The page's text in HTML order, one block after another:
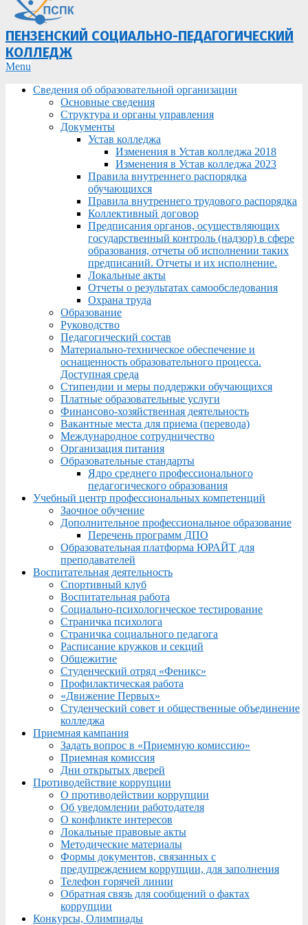
ПЕНЗЕНСКИЙ СОЦИАЛЬНО-ПЕДАГОГИЧЕСКИЙ
КОЛЛЕДЖ
Primary
Menu
Menu
Сведения об образовательной организации
Основные сведения
Структура и органы управления
Документы
Устав колледжа
Изменения в Устав колледжа 2018
Изменения в Устав колледжа 2023
Правила внутреннего распорядка
обучающихся
Правила внутреннего трудового распорядка
Коллективный договор
Предписания органов, осуществляющих
государственный контроль (надзор) в сфере
образования, отчеты об исполнении таких
предписаний. Отчеты и их исполнение.
Локальные акты
Отчеты о результатах самообследования
Охрана труда
Образование
Руководство
Педагогический состав
Материально-техническое обеспечение и
оснащенность образовательного процесса.
Доступная среда
Стипендии и меры поддержки обучающихся
Платные образовательные услуги
Финансово-хозяйственная деятельность
Вакантные места для приема (перевода)
Международное сотрудничество
Организация питания
Образовательные стандарты
Ядро среднего профессионального
педагогического образования
Учебный центр профессиональных компетенций
Заочное обучение
Дополнительное профессиональное образование
Перечень программ ДПО
Образовательная платформа ЮРАЙТ для
преподавателей
Воспитательная деятельность
Спортивный клуб
Воспитательная работа
Социально-психологическое тестирование
Страничка психолога
Страничка социального педагога
Расписание кружков и секций
Общежитие
Студенческий отряд «Феникс»
Профилактическая работа
«Движение Первых»
Студенческий совет и общественные объединение
колледжа
Приемная кампания
Задать вопрос в «Приемную комиссию»
Приемная комиссия
Дни открытых дверей
Противодействие коррупции
О противодействии коррупции
Об уведомлении работодателя
О конфликте интересов
Локальные правовые акты
Методические материалы
Формы документов, связанных с
предупреждением коррупции, для заполнения
Телефон горячей линии
Обратная связь для сообщений о фактах
коррупции
Конкурсы, Олимпиады